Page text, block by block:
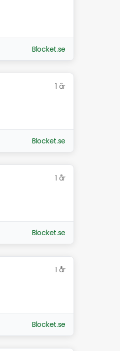
Blocket.se
1 år
Blocket.se
1 år
Blocket.se
1 år
Blocket.se